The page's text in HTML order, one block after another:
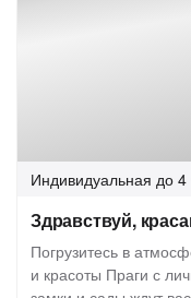
Индивидуальная до 4
Здравствуй,
Погрузитесь в
и красоты Праги с